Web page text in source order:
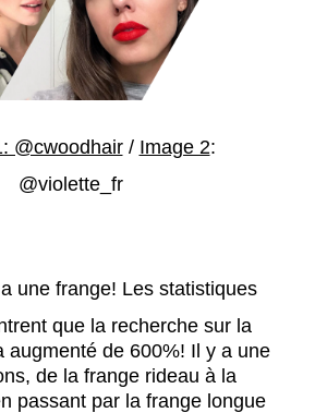
@cwoodhair / Image 2:
@violette_fr
une frange! Les statistiques
que la recherche sur la
augmenté de 600%! Il y a une
de la frange rideau à la
passant par la frange longue